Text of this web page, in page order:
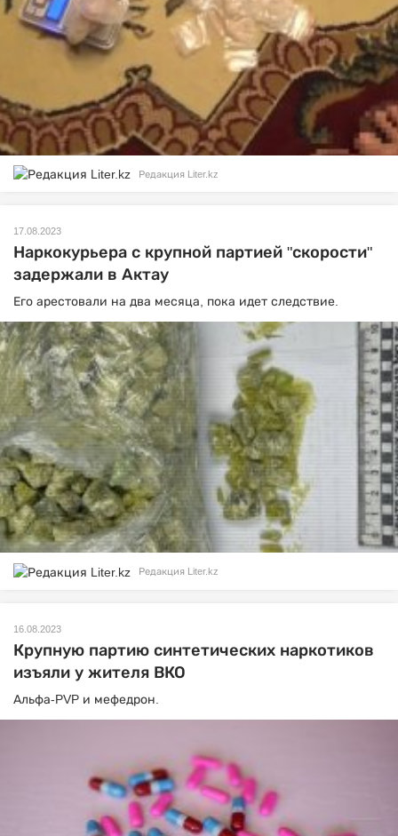
Редакция Liter.kz
17.08.2023
Наркокурьера с крупной партией "скорости"
задержали в Актау
Его арестовали на два месяца, пока идет следствие.
Редакция Liter.kz
16.08.2023
Крупную партию синтетических наркотиков
изъяли у жителя ВКО
Альфа-PVP и мефедрон.